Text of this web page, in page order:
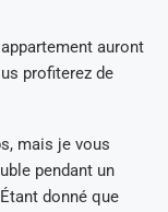
auront
profiterez de
mais je vous
pendant un
donné que